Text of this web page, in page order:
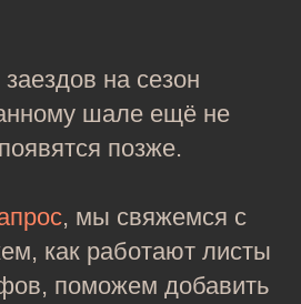
на сезон
шале ещё не
позже.
, мы свяжемся с
как работают листы
поможем добавить